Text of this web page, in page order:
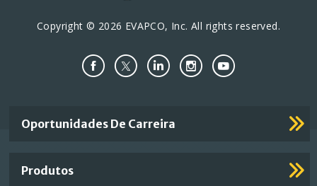
Copyright © 2026 EVAPCO, Inc. All rights reserved.
Important
Footer
Oportunidades De Carreira
Produtos